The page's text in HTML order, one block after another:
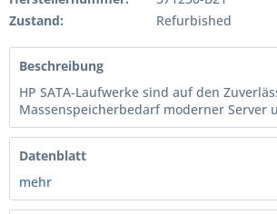
Zustand:
Refurbished
Beschreibung
HP SATA-Laufwerke sind auf den
Massenspeicherbedarf moderner Server
Datenblatt
mehr